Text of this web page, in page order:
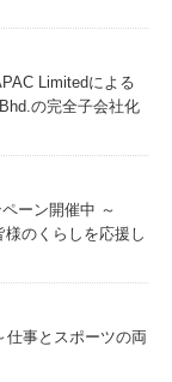
Limitedによる
の完全子会社化
ーン開催中 ～
のくらしを応援し
事とスポーツの両